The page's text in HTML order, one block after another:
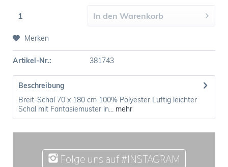
In den Warenkorb
Merken
Artikel-Nr.: 381743
Beschreibung
Breit-Schal 70 x 180 cm 100% Polyester Luftig leichter
Schal mit Fantasiemuster in... mehr
Folge uns auf #INSTAGRAM